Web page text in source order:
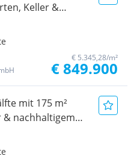
Keller &
€ 5.345,28/m²
€ 849.900
mit 175 m²
& nachhaltigem